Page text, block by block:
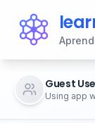
Guest
Using app